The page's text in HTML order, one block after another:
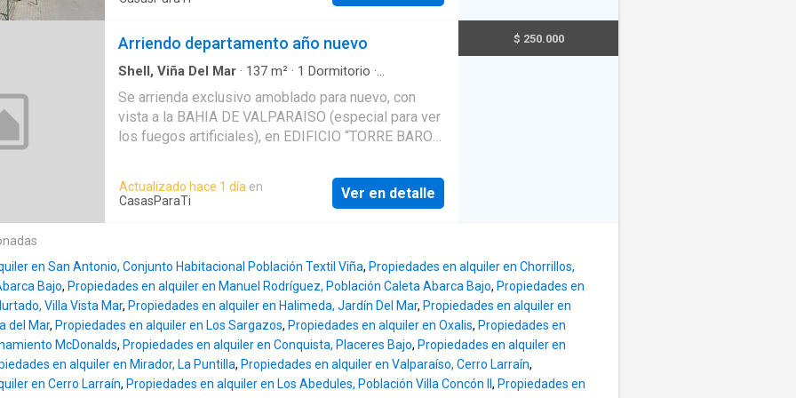
Arriendo departamento año nuevo
Shell, Viña Del Mar · 137 m² · 1 Dormitorio ·
Se arrienda exclusivo amoblado para nuevo, con
vista a la BAHIA DE VALPARAISO (especial para ver
los fuegos artificiales), en EDIFICIO “TORRE BARON
dormitorios, 2 baños, cocina americana, comedor,
living y terraza, además con acceso a la terraza del
Actualizado hace 1 día en
CasasParaTi
Ver en detalle
$ 250.000
en San Antonio, Conjunto Habitacional Población Textil Viña, Propiedades en alquiler en Chorrillos,
Bajo, Propiedades en alquiler en Manuel Rodríguez, Población Caleta Abarca Bajo, Propiedades en
Villa Vista Mar, Propiedades en alquiler en Halimeda, Jardín Del Mar, Propiedades en alquiler en
del Mar, Propiedades en alquiler en Los Sargazos, Propiedades en alquiler en Oxalis, Propiedades en
McDonalds, Propiedades en alquiler en Conquista, Placeres Bajo, Propiedades en alquiler en
en alquiler en Mirador, La Puntilla, Propiedades en alquiler en Valparaíso, Cerro Larraín,
en Cerro Larraín, Propiedades en alquiler en Los Abedules, Población Villa Concón II , Propiedades en